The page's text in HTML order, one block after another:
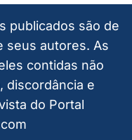
publicados são de
seus autores. As
contidas não
discordância e
do Portal